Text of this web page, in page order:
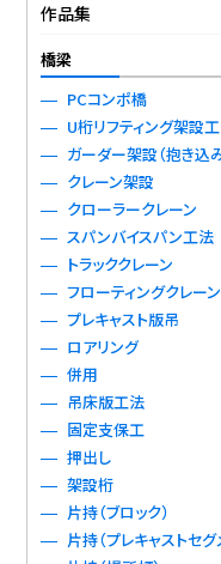
作品集
橋梁
PCコンポ橋
U桁リフティング架設
ガーダー架設（抱き込
クレーン架設
クローラークレーン
スパンバイスパン工法
トラッククレーン
フローティングクレーン
プレキャスト版吊
ロアリング
併用
吊床版工法
固定支保工
押出し
架設桁
片持（ブロック）
片持（プレキャストセグ